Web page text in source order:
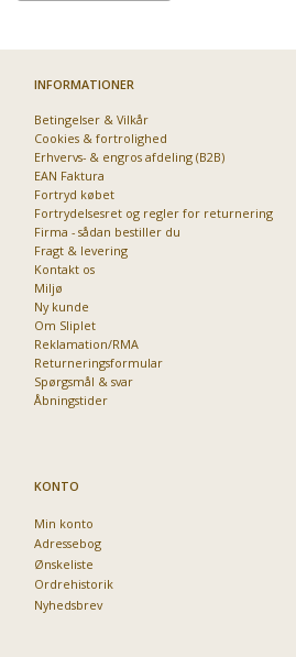
INFORMATIONER
Betingelser & Vilkår
Cookies & fortrolighed
Erhvervs- & engros afdeling (B2B)
EAN Faktura
Fortryd købet
Fortrydelsesret og regler for returnering
Firma - sådan bestiller du
Fragt & levering
Kontakt os
Miljø
Ny kunde
Om Sliplet
Reklamation/RMA
Returneringsformular
Spørgsmål & svar
Åbningstider
KONTO
Min konto
Adressebog
Ønskeliste
Ordrehistorik
Nyhedsbrev